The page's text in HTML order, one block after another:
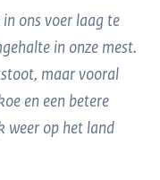
ons voer laag te
in onze mest.
maar vooral
en een betere
weer op het land